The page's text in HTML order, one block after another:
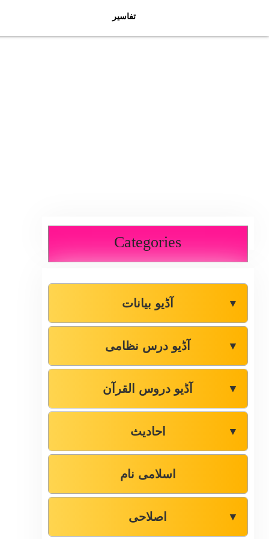
تفاسیر
Categories
آڈیو بیانات ▼
آڈیو درس نظامی ▼
آڈیو دروس القرآن ▼
احادیث ▼
اسلامی نام
اصلاحی ▼